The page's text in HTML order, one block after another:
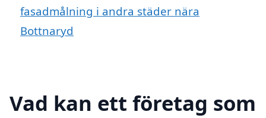
fasadmålning i andra städer nära
Bottnaryd
Vad kan ett företag som